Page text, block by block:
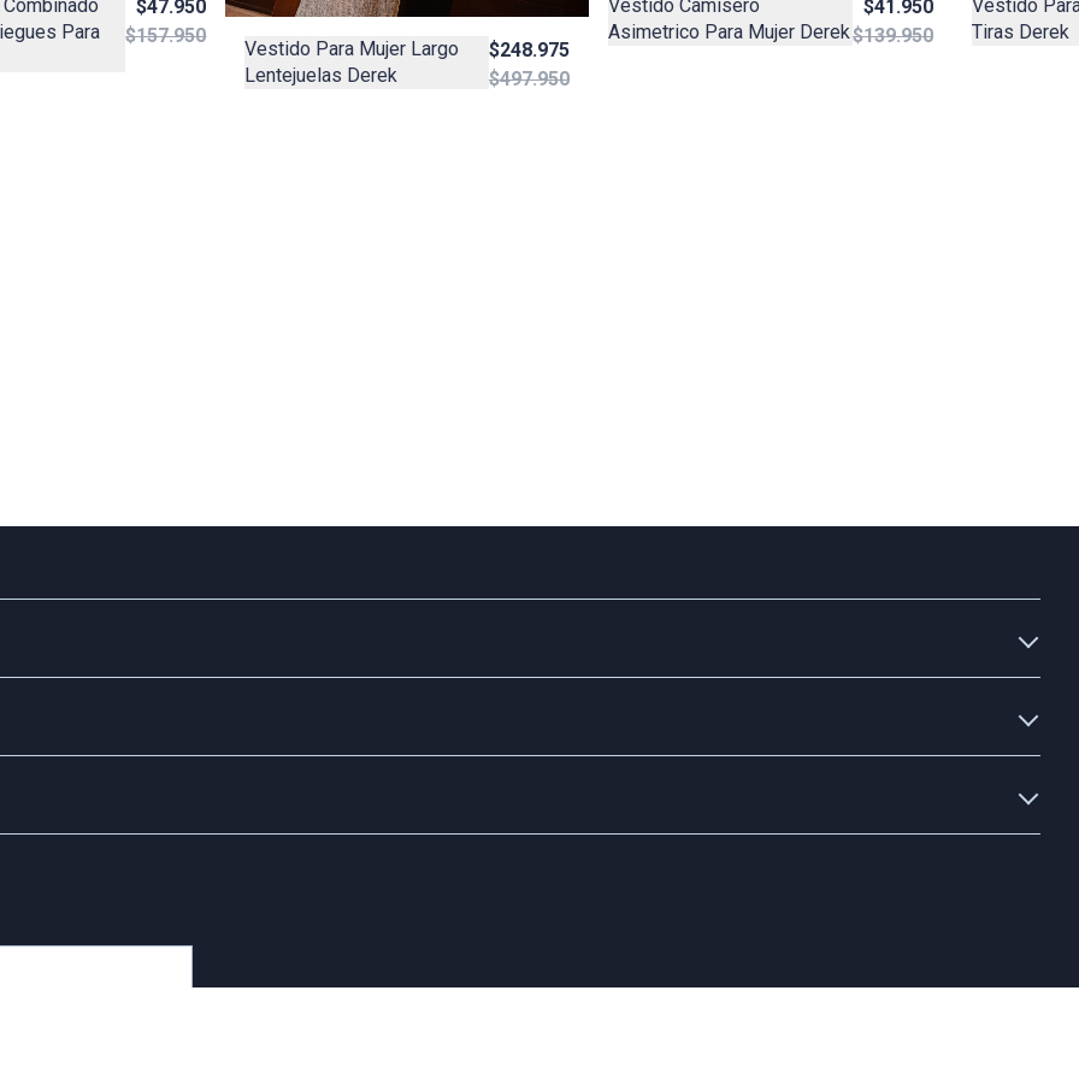
Para
$47.950
$157.950
Vestido Para Mujer Largo
Lentejuelas Derek
$248.975
$497.950
Vestido Camisero
Asimetrico Para Mujer Derek
$41.950
$139.950
Vestido
Tiras Derek